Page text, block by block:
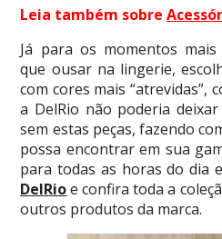
Leia também sobre
Já para os momentos
que ousar na lingerie,
com cores mais “atrevidas”,
a DelRio não poderia
sem estas peças, fazendo
possa encontrar em sua
para todas as horas do dia
DelRioe confira toda a
outros produtos da marca.